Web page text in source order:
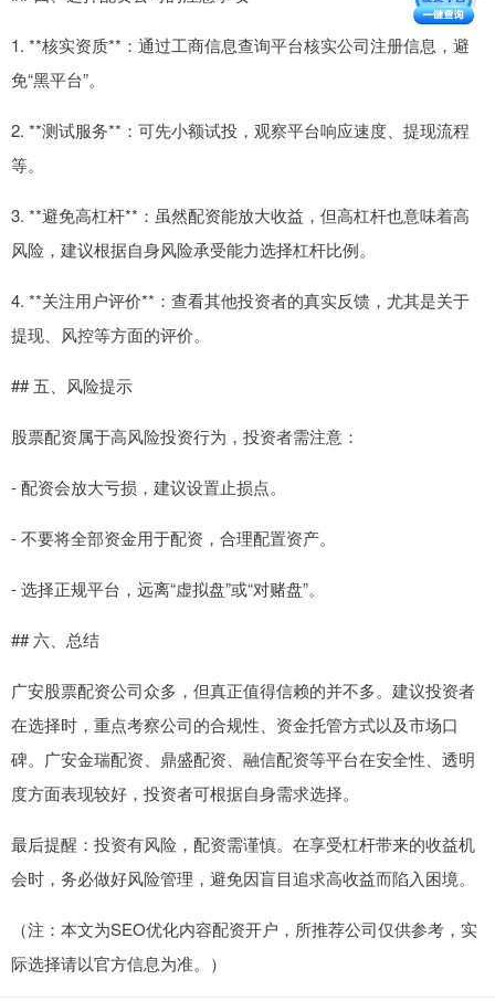
1. **核实资质**：通过工商信息查询平台核实公司注册信息，避
免“黑平台”。
2. **测试服务**：可先小额试投，观察平台响应速度、提现流程
等。
3. **避免高杠杆**：虽然配资能放大收益，但高杠杆也意味着高
风险，建议根据自身风险承受能力选择杠杆比例。
4. **关注用户评价**：查看其他投资者的真实反馈，尤其是关于
提现、风控等方面的评价。
## 五、风险提示
股票配资属于高风险投资行为，投资者需注意：
- 配资会放大亏损，建议设置止损点。
- 不要将全部资金用于配资，合理配置资产。
- 选择正规平台，远离“虚拟盘”或“对赌盘”。
## 六、总结
广安股票配资公司众多，但真正值得信赖的并不多。建议投资者
在选择时，重点考察公司的合规性、资金托管方式以及市场口
碑。广安金瑞配资、鼎盛配资、融信配资等平台在安全性、透明
度方面表现较好，投资者可根据自身需求选择。
最后提醒：投资有风险，配资需谨慎。在享受杠杆带来的收益机
会时，务必做好风险管理，避免因盲目追求高收益而陷入困境。
（注：本文为SEO优化内容配资开户，所推荐公司仅供参考，实
际选择请以官方信息为准。）